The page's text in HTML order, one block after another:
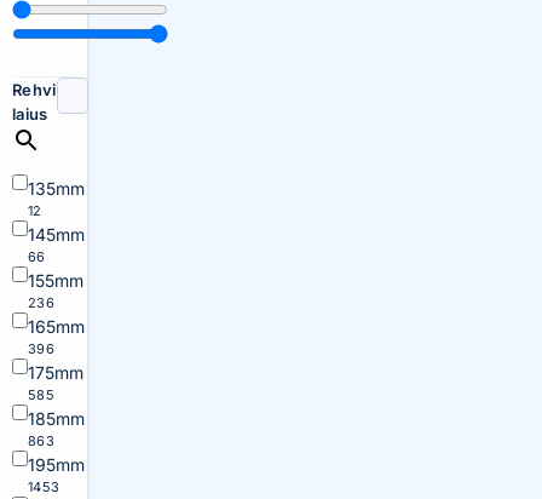
Rehvi
laius
135mm
12
145mm
66
155mm
236
165mm
396
175mm
585
185mm
863
195mm
1453